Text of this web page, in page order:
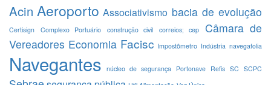
Acin Aeroporto Associativismo bacia de evolução
Certisign Complexo Portuário construção civil correios; cep
Câmara de
Vereadores Economia Facisc Impostômetro Indústria navegafolia
Navegantes núcleo de segurança Portonave Refis SC SCPC